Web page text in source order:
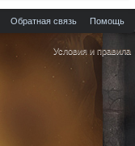
Обратная связь Помощь
Условия и правила